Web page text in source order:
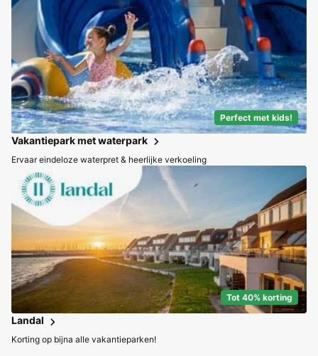
Perfect met kids!
Vakantiepark met waterpark
Ervaar eindeloze waterpret & heerlijke verkoeling
Tot 40% korting
Landal
Korting op bijna alle vakantieparken!